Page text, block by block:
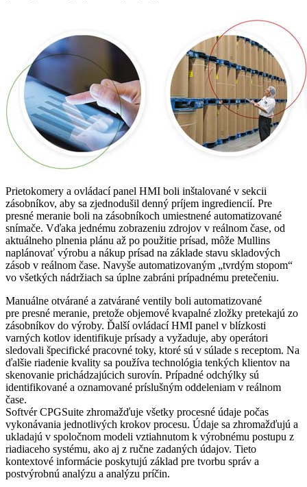
Prietokomery a ovládací panel HMI boli inštalované v sekcii
zásobníkov, aby sa zjednodušil denný príjem ingrediencií. Pre
presné meranie boli na zásobníkoch umiestnené automatizované
snímače. Vďaka jednému zobrazeniu zdrojov v reálnom čase, od
aktuálneho plnenia plánu až po použitie prísad, môže Mullins
naplánovať výrobu a nákup prísad na základe stavu skladových
zásob v reálnom čase. Navyše automatizovaným „tvrdým stopom“
vo všetkých nádržiach sa úplne zabráni prípadnému pretečeniu.
Manuálne otvárané a zatvárané ventily boli automatizované
pre presné meranie, pretože objemové kvapalné zložky pretekajú zo
zásobníkov do výroby. Ďalší ovládací HMI panel v blízkosti
varných kotlov identifikuje prísady a vyžaduje, aby operátori
sledovali špecifické pracovné toky, ktoré sú v súlade s receptom. Na
ďalšie riadenie kvality sa používa technológia tenkých klientov na
skenovanie prichádzajúcich surovín. Prípadné odchýlky sú
identifikované a oznamované príslušným oddeleniam v reálnom
čase.
Softvér CPGSuite zhromažďuje všetky procesné údaje počas
vykonávania jednotlivých krokov procesu. Údaje sa zhromažďujú a
ukladajú v spoločnom modeli vztiahnutom k výrobnému postupu z
riadiaceho systému, ako aj z ručne zadaných údajov. Tieto
kontextové informácie poskytujú základ pre tvorbu správ a
postvýrobnú analýzu a analýzu príčin.